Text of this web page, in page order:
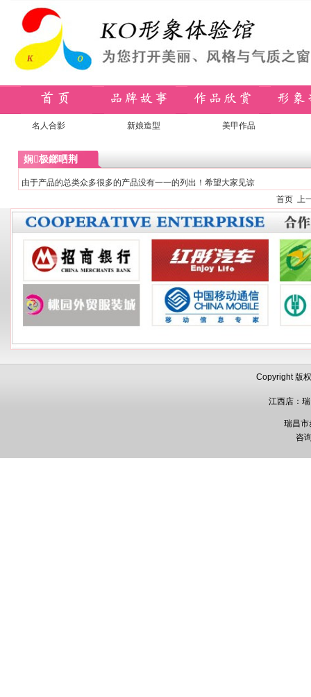
名人合影 新娘造型 美甲作品
娴极鎯呬荆
由于产品的总类众多很多的产品没有一一的列出！希望大家见谅
首页 上
Copyright 版
江西店：
瑞昌市
咨